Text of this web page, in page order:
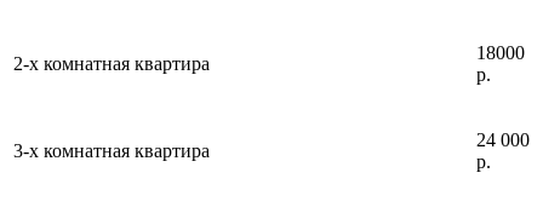
2-х комнатная квартира
18000
р.
3-х комнатная квартира
24 000
р.